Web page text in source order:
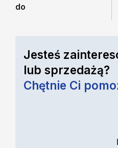
do
Jesteś
lub sprzedażą?
Chętnie Ci